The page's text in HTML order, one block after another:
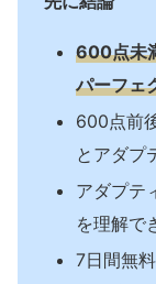
600点未
パーフェ
600点前
とアダプ
アダプテ
を理解で
7日間無